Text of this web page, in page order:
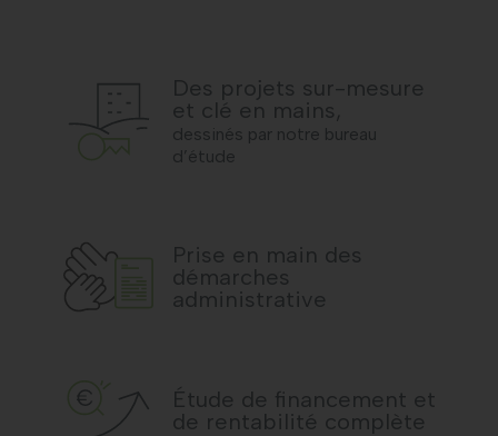
Des projets sur-mesure
et clé en mains,
dessinés par notre bureau
d’étude
Prise en main des
démarches
administrative
Étude de financement et
de rentabilité complète